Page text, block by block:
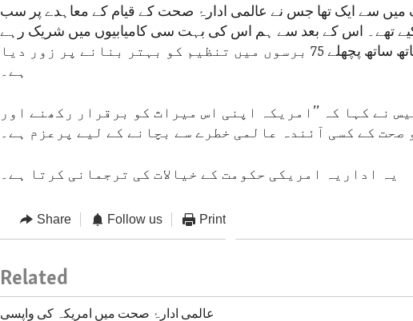
ان 59 ممالک میں سے ایک تھا جس نے عالمی ادارۂ صحت کے قیام کے معاہدے پر سب
تھے۔ اس کے بعد سے ہم اس کی بہت سی کامیابیوں میں شریک رہے
ہیں اور اس کے ساتھ ساتھ پچھلے 75 برسوں میں تنظیم کو بہتر بنانے پر زور دیا
ہے۔
نے کہا کہ ’’امریکہ اپنی اس میراث کو برقرار رکھنے اور
صحت کے کسی آئندہ عالمی خطرے سے بچانے کے لیے پرعزم ہے۔
یہ اداریہ امریکی حکومت کے خیالات کی ترجمانی کرتا ہے۔
Share Follow us Print
Related
عالمی ادارۂ صحت میں امریکہ کی واپسی